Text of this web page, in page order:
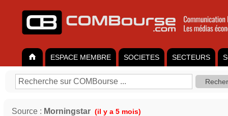
ESPACE MEMBRE SOCIETES SECTEURS
Source : Morningstar (il y a 5 mois)